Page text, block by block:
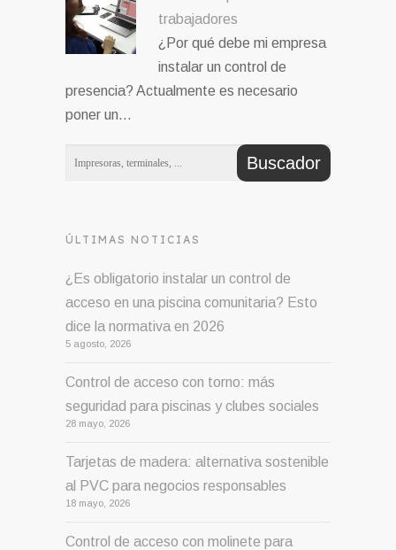
trabajadores
¿Por qué debe mi empresa
instalar un control de
presencia? Actualmente es necesario
poner un…
ÚLTIMAS NOTICIAS
¿Es obligatorio instalar un control de
acceso en una piscina comunitaria? Esto
dice la normativa en 2026
5 agosto, 2026
Control de acceso con torno: más
seguridad para piscinas y clubes sociales
28 mayo, 2026
Tarjetas de madera: alternativa sostenible
al PVC para negocios responsables
18 mayo, 2026
Control de acceso con molinete para